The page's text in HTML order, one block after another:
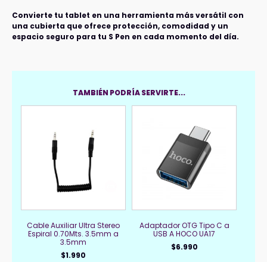
Convierte tu tablet en una herramienta más versátil con
una cubierta que ofrece protección, comodidad y un
espacio seguro para tu S Pen en cada momento del día.
TAMBIÉN PODRÍA SERVIRTE...
Cable Auxiliar Ultra Stereo
Espiral 0.70Mts. 3.5mm a
3.5mm
$1.990
Adaptador OTG Tipo C a
USB A HOCO UA17
$6.990